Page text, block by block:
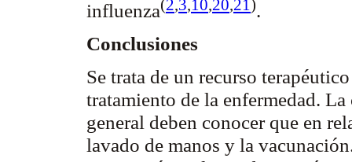
influenza(2,3,10,20,21).
Conclusiones
Se trata de un recurso
tratamiento de la enfermedad.
general deben conocer que en
lavado de manos y la